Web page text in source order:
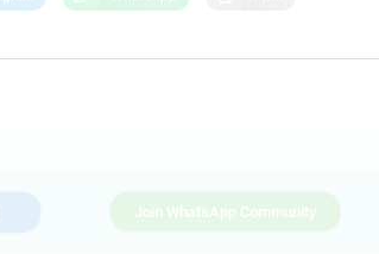
Join WhatsApp Community